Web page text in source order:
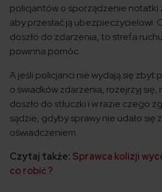
policjantów o sporządzenie notatki
aby przesłać ją ubezpieczycielowi.
doszło do zdarzenia, to strefa
powinna pomóc.
A jeśli policjanci nie wydają się zbyt
o świadków zdarzenia, rozejrzyj się,
doszło do stłuczki i w razie czego
sądzie, gdyby sprawy nie udało się
oświadczeniem.
Czytaj także: Sprawca kolizji
co robić ?